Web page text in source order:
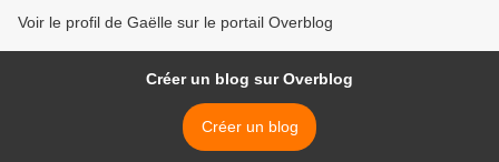
Voir le profil de Gaëlle sur le portail Overblog
Créer un blog sur Overblog
Créer un blog